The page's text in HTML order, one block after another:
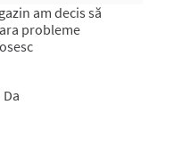
am decis să
probleme
Da